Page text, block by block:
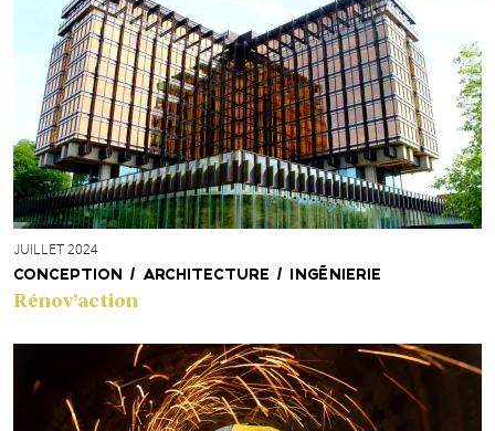
JUILLET 2024
CONCEPTION / ARCHITECTURE / INGÉNIERIE
Rénov’action